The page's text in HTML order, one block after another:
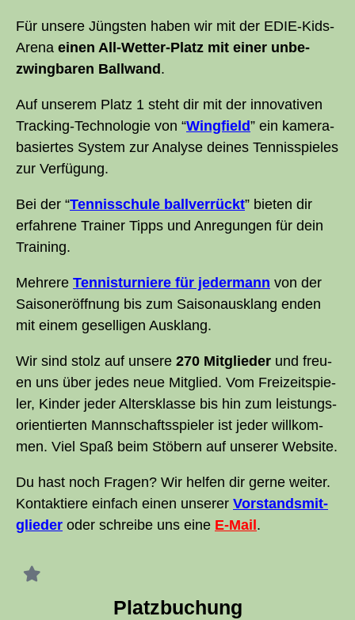
Für unse­re Jüngs­ten haben wir mit der EDIE-Kids-
Are­na einen All-Wet­ter-Platz mit einer unbe­
zwing­ba­ren Ball­wand .
Auf unse­rem Platz 1 steht dir mit der inno­va­ti­ven
Track­ing-Tech­no­lo­gie von “Wing­field” ein kame­ra­
ba­sier­tes Sys­tem zur Ana­ly­se dei­nes Ten­nis­spie­les
zur Verfügung.
Bei der “Ten­nis­schu­le ball­ver­rückt” bie­ten dir
erfah­re­ne Trai­ner Tipps und Anre­gun­gen für dein
Training.
Meh­re­re Ten­nis­tur­nie­re für jeder­mann von der
Sai­son­er­öff­nung bis zum Sai­son­aus­klang enden
mit einem gesel­li­gen Ausklang.
Wir sind stolz auf unse­re 270 Mit­glieder und freu­
en uns über jedes neue Mit­glied. Vom Frei­zeit­spie­
ler, Kin­der jeder Alters­klas­se bis hin zum leis­tungs­
ori­en­tier­ten Mann­schafts­spie­ler ist jeder will­kom­
men. Viel Spaß beim Stö­bern auf unse­rer Website.
Du hast noch Fra­gen? Wir hel­fen dir ger­ne wei­ter.
Kon­tak­tie­re ein­fach einen unse­rer Vor­stands­mit­
glie­der oder schrei­be uns eine E‑Mail .
Platz­bu­chung